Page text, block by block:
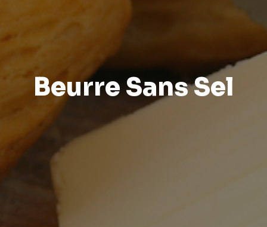
Beurre Sans Sel